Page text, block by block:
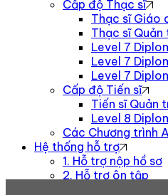
Cấp độ Thạc sĩ
Thạc sĩ Giáo
Thạc sĩ
Level 7
Level 7
Level 7
Cấp độ Tiến sĩ
Tiến sĩ Quản
Level 8
Các Chương trình
Hệ thống hỗ trợ
1. Hỗ trợ nộp hồ sơ
2. Hỗ trợ ôn tập